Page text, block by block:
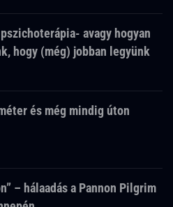
avagy hogyan
hogy (még) jobban legyünk
és még mindig úton
– hálaadás a Pannon Pilgrim